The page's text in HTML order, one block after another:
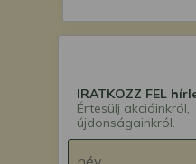
IRATKOZZ FEL
Értesülj akcióinkról,
újdonságainkról.